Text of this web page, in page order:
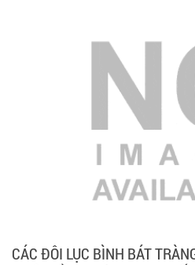
CÁC ĐÔI LỤC BÌNH BÁT